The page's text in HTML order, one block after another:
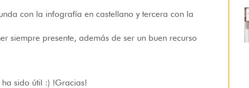
con la infografía en castellano y tercera con la
siempre presente, además de ser un buen recurso
sido útil :) !Gracias!